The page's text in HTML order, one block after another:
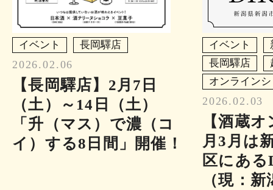
イベント 長岡驛店
2026.02.06
【長岡驛店】2月7日
（土）～14日（土）
「升（マス）で濃（コ
イ）する8日間」開催！
イベント
長岡驛店
オンライン
2026.02.03
【酒蔵
月3月は
区にあ
（現：